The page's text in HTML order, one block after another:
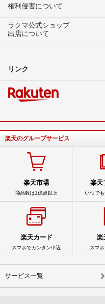
権利侵害について
ラクマ公式ショップ
出店について
リンク
楽天のグループサービス
楽天市場
商品数は1億点以上
楽天
いつで
楽天カード
スマホでカンタン申込
楽
スマ
サービス一覧